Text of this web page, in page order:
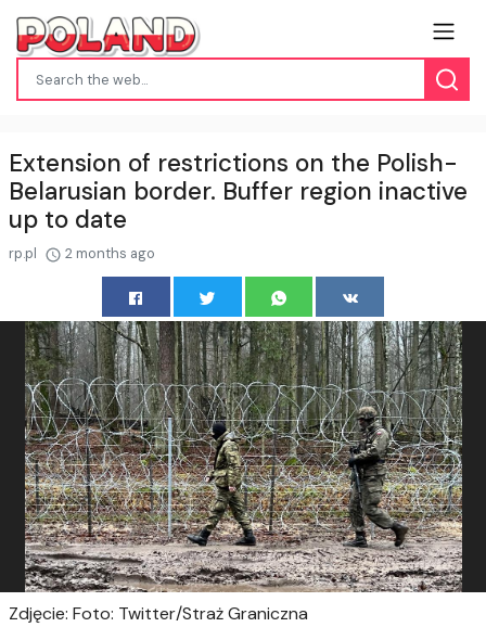
Extension of restrictions on the Polish-
Belarusian border. Buffer region inactive
up to date
rp.pl 2 months ago
Zdjęcie: Foto: Twitter/Straż Graniczna